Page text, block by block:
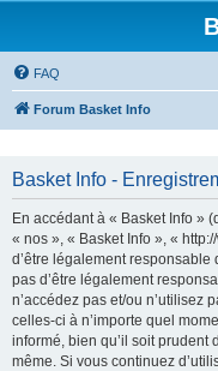
FAQ
Forum Basket Info
Basket Info -
En accédant à « Basket Info »
« nos », « Basket Info », «
d’être légalement responsable
pas d’être légalement
n’accédez pas et/ou n’utilisez
celles-ci à n’importe quel
informé, bien qu’il soit
même. Si vous continuez